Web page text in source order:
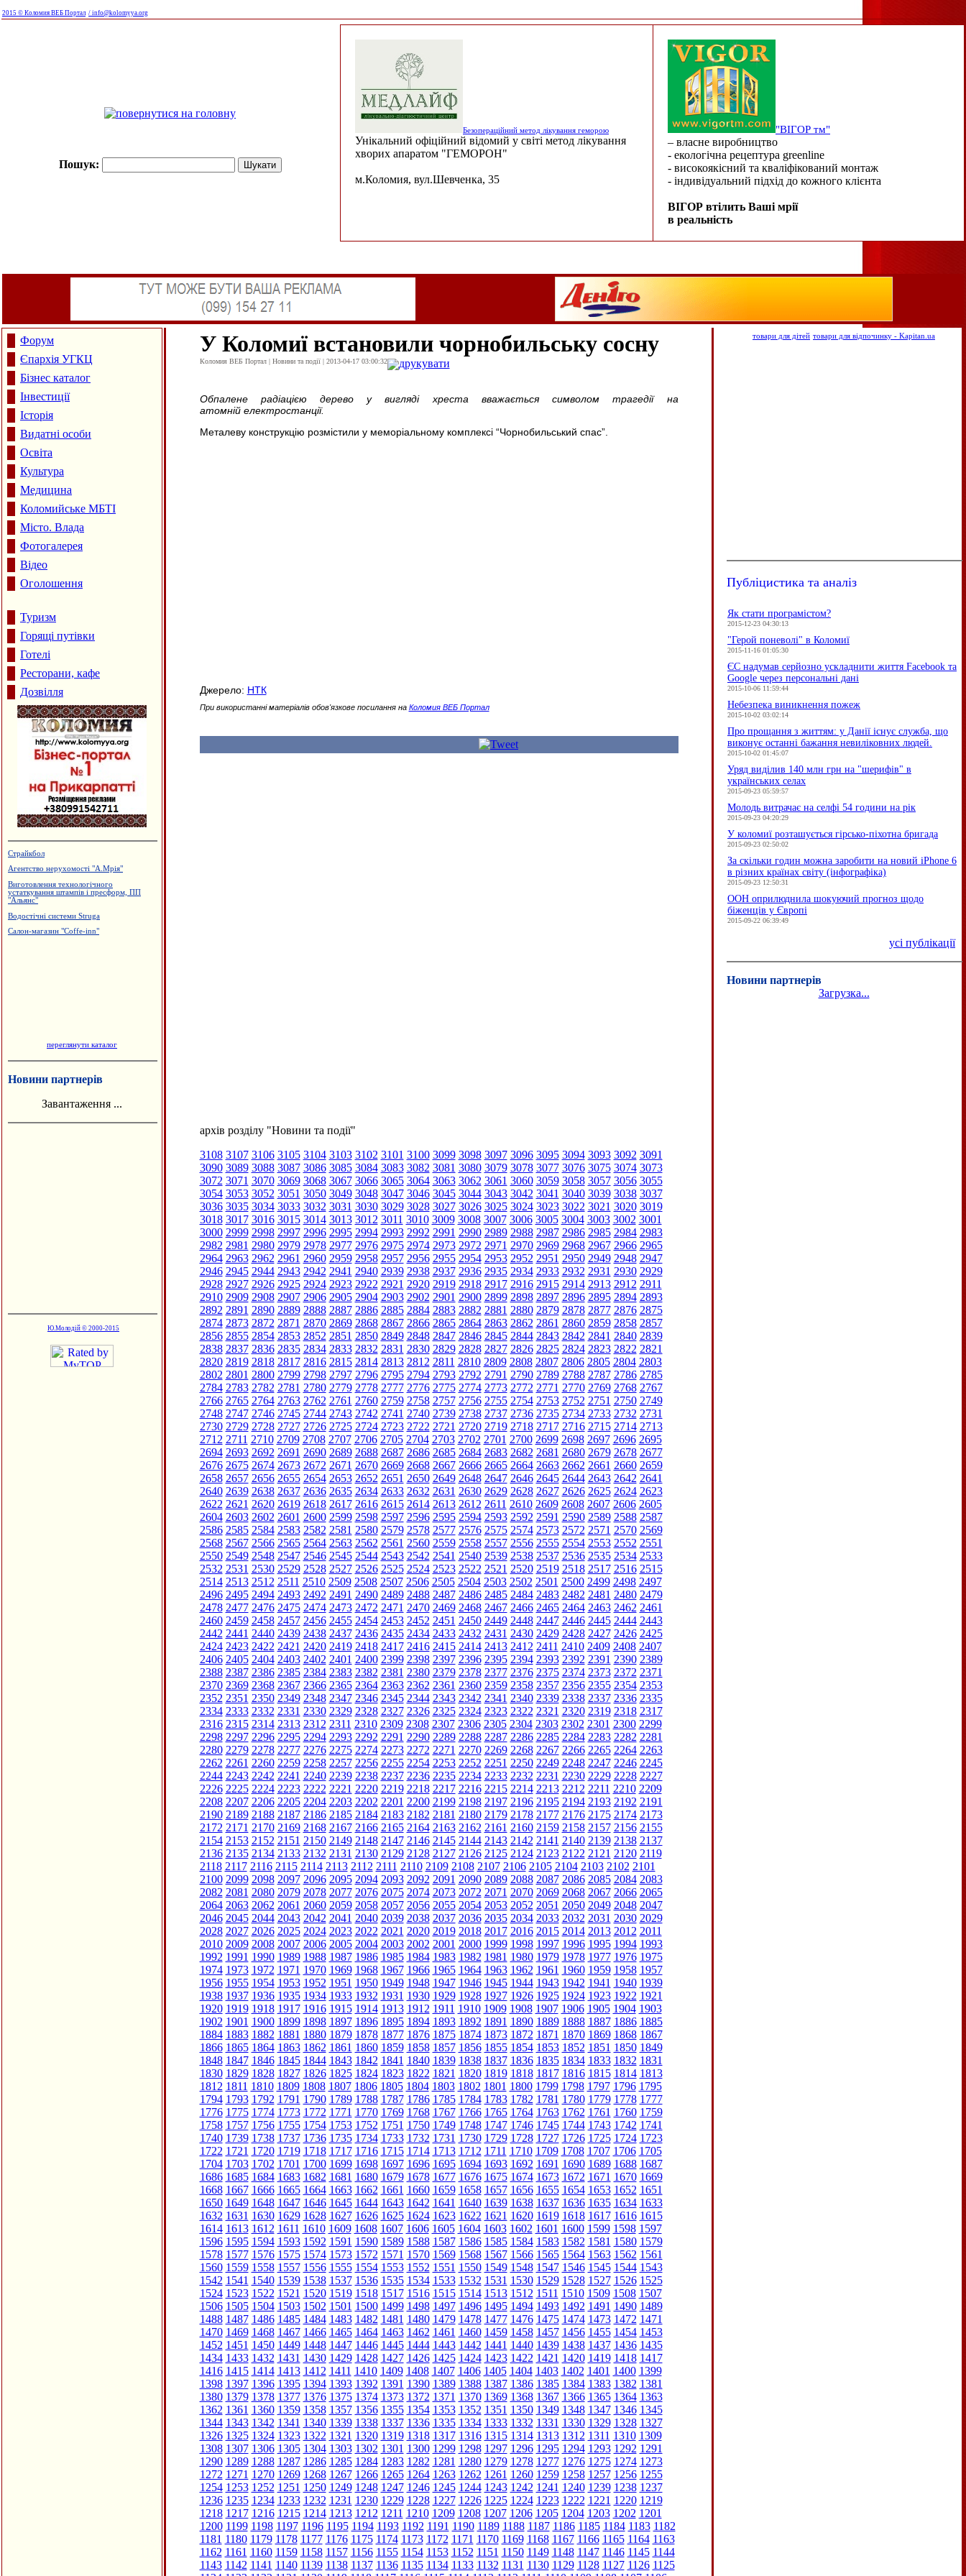
2015 © Коломия ВЕБ Портал / info@kolomyya.org
Пошук:
Безопераційний метод лікування геморою
Унікальний офіційний відомий у світі метод лікування
хворих апаратом "ГЕМОРОН"
м.Коломия, вул.Шевченка, 35
"ВІГОР тм"
– власне виробництво
- екологічна рецептура greenline
- високоякісний та кваліфікований монтаж
- індивідуальний підхід до кожного клієнта
ВІГОР втілить Ваші мрії
в реальність
Форум
Єпархія УГКЦ
Бізнес каталог
Інвестиції
Історія
Видатні особи
Освіта
Культура
Медицина
Коломийське МБТІ
Місто. Влада
Фотогалерея
Відео
Оголошення
Туризм
Горящі путівки
Готелі
Ресторани, кафе
Дозвілля
Страйкбол
Агентство нерухомості "А.Мрія"
Виготовлення технологічного
устаткування штампів і пресформ, ПП
"Альянс"
Водостічні системи Struga
Салон-магазин "Coffe-inn"
переглянути каталог
Новини партнерів
Завантаження ...
Ю.Молодій © 2000-2015
У Коломиї встановили чорнобильську сосну
Коломия ВЕБ Портал | Новини та події | 2013-04-17 03:00:32 друкувати
Обпалене радіацією дерево у вигляді хреста вважається символом трагедії на
атомній електростанції.
Металеву конструкцію розмістили у меморіальному комплексі “Чорнобильський спас”.
Джерело: НТК
При використанні матеріалів обов'язкове посилання на Коломия ВЕБ Портал
архів розділу "Новини та події"
3108 3107 3106 3105 3104 3103 3102 3101 3100 3099 3098 3097 3096 3095 3094 3093 3092 3091
3090 3089 3088 3087 3086 3085 3084 3083 3082 3081 3080 3079 3078 3077 3076 3075 3074 3073
3072 3071 3070 3069 3068 3067 3066 3065 3064 3063 3062 3061 3060 3059 3058 3057 3056 3055
3054 3053 3052 3051 3050 3049 3048 3047 3046 3045 3044 3043 3042 3041 3040 3039 3038 3037
3036 3035 3034 3033 3032 3031 3030 3029 3028 3027 3026 3025 3024 3023 3022 3021 3020 3019
3018 3017 3016 3015 3014 3013 3012 3011 3010 3009 3008 3007 3006 3005 3004 3003 3002 3001
3000 2999 2998 2997 2996 2995 2994 2993 2992 2991 2990 2989 2988 2987 2986 2985 2984 2983
2982 2981 2980 2979 2978 2977 2976 2975 2974 2973 2972 2971 2970 2969 2968 2967 2966 2965
2964 2963 2962 2961 2960 2959 2958 2957 2956 2955 2954 2953 2952 2951 2950 2949 2948 2947
2946 2945 2944 2943 2942 2941 2940 2939 2938 2937 2936 2935 2934 2933 2932 2931 2930 2929
2928 2927 2926 2925 2924 2923 2922 2921 2920 2919 2918 2917 2916 2915 2914 2913 2912 2911
2910 2909 2908 2907 2906 2905 2904 2903 2902 2901 2900 2899 2898 2897 2896 2895 2894 2893
2892 2891 2890 2889 2888 2887 2886 2885 2884 2883 2882 2881 2880 2879 2878 2877 2876 2875
2874 2873 2872 2871 2870 2869 2868 2867 2866 2865 2864 2863 2862 2861 2860 2859 2858 2857
2856 2855 2854 2853 2852 2851 2850 2849 2848 2847 2846 2845 2844 2843 2842 2841 2840 2839
2838 2837 2836 2835 2834 2833 2832 2831 2830 2829 2828 2827 2826 2825 2824 2823 2822 2821
2820 2819 2818 2817 2816 2815 2814 2813 2812 2811 2810 2809 2808 2807 2806 2805 2804 2803
2802 2801 2800 2799 2798 2797 2796 2795 2794 2793 2792 2791 2790 2789 2788 2787 2786 2785
2784 2783 2782 2781 2780 2779 2778 2777 2776 2775 2774 2773 2772 2771 2770 2769 2768 2767
2766 2765 2764 2763 2762 2761 2760 2759 2758 2757 2756 2755 2754 2753 2752 2751 2750 2749
2748 2747 2746 2745 2744 2743 2742 2741 2740 2739 2738 2737 2736 2735 2734 2733 2732 2731
2730 2729 2728 2727 2726 2725 2724 2723 2722 2721 2720 2719 2718 2717 2716 2715 2714 2713
2712 2711 2710 2709 2708 2707 2706 2705 2704 2703 2702 2701 2700 2699 2698 2697 2696 2695
2694 2693 2692 2691 2690 2689 2688 2687 2686 2685 2684 2683 2682 2681 2680 2679 2678 2677
2676 2675 2674 2673 2672 2671 2670 2669 2668 2667 2666 2665 2664 2663 2662 2661 2660 2659
2658 2657 2656 2655 2654 2653 2652 2651 2650 2649 2648 2647 2646 2645 2644 2643 2642 2641
2640 2639 2638 2637 2636 2635 2634 2633 2632 2631 2630 2629 2628 2627 2626 2625 2624 2623
2622 2621 2620 2619 2618 2617 2616 2615 2614 2613 2612 2611 2610 2609 2608 2607 2606 2605
2604 2603 2602 2601 2600 2599 2598 2597 2596 2595 2594 2593 2592 2591 2590 2589 2588 2587
2586 2585 2584 2583 2582 2581 2580 2579 2578 2577 2576 2575 2574 2573 2572 2571 2570 2569
2568 2567 2566 2565 2564 2563 2562 2561 2560 2559 2558 2557 2556 2555 2554 2553 2552 2551
2550 2549 2548 2547 2546 2545 2544 2543 2542 2541 2540 2539 2538 2537 2536 2535 2534 2533
2532 2531 2530 2529 2528 2527 2526 2525 2524 2523 2522 2521 2520 2519 2518 2517 2516 2515
2514 2513 2512 2511 2510 2509 2508 2507 2506 2505 2504 2503 2502 2501 2500 2499 2498 2497
2496 2495 2494 2493 2492 2491 2490 2489 2488 2487 2486 2485 2484 2483 2482 2481 2480 2479
2478 2477 2476 2475 2474 2473 2472 2471 2470 2469 2468 2467 2466 2465 2464 2463 2462 2461
2460 2459 2458 2457 2456 2455 2454 2453 2452 2451 2450 2449 2448 2447 2446 2445 2444 2443
2442 2441 2440 2439 2438 2437 2436 2435 2434 2433 2432 2431 2430 2429 2428 2427 2426 2425
2424 2423 2422 2421 2420 2419 2418 2417 2416 2415 2414 2413 2412 2411 2410 2409 2408 2407
2406 2405 2404 2403 2402 2401 2400 2399 2398 2397 2396 2395 2394 2393 2392 2391 2390 2389
2388 2387 2386 2385 2384 2383 2382 2381 2380 2379 2378 2377 2376 2375 2374 2373 2372 2371
2370 2369 2368 2367 2366 2365 2364 2363 2362 2361 2360 2359 2358 2357 2356 2355 2354 2353
2352 2351 2350 2349 2348 2347 2346 2345 2344 2343 2342 2341 2340 2339 2338 2337 2336 2335
2334 2333 2332 2331 2330 2329 2328 2327 2326 2325 2324 2323 2322 2321 2320 2319 2318 2317
2316 2315 2314 2313 2312 2311 2310 2309 2308 2307 2306 2305 2304 2303 2302 2301 2300 2299
2298 2297 2296 2295 2294 2293 2292 2291 2290 2289 2288 2287 2286 2285 2284 2283 2282 2281
2280 2279 2278 2277 2276 2275 2274 2273 2272 2271 2270 2269 2268 2267 2266 2265 2264 2263
2262 2261 2260 2259 2258 2257 2256 2255 2254 2253 2252 2251 2250 2249 2248 2247 2246 2245
2244 2243 2242 2241 2240 2239 2238 2237 2236 2235 2234 2233 2232 2231 2230 2229 2228 2227
2226 2225 2224 2223 2222 2221 2220 2219 2218 2217 2216 2215 2214 2213 2212 2211 2210 2209
2208 2207 2206 2205 2204 2203 2202 2201 2200 2199 2198 2197 2196 2195 2194 2193 2192 2191
2190 2189 2188 2187 2186 2185 2184 2183 2182 2181 2180 2179 2178 2177 2176 2175 2174 2173
2172 2171 2170 2169 2168 2167 2166 2165 2164 2163 2162 2161 2160 2159 2158 2157 2156 2155
2154 2153 2152 2151 2150 2149 2148 2147 2146 2145 2144 2143 2142 2141 2140 2139 2138 2137
2136 2135 2134 2133 2132 2131 2130 2129 2128 2127 2126 2125 2124 2123 2122 2121 2120 2119
2118 2117 2116 2115 2114 2113 2112 2111 2110 2109 2108 2107 2106 2105 2104 2103 2102 2101
2100 2099 2098 2097 2096 2095 2094 2093 2092 2091 2090 2089 2088 2087 2086 2085 2084 2083
2082 2081 2080 2079 2078 2077 2076 2075 2074 2073 2072 2071 2070 2069 2068 2067 2066 2065
2064 2063 2062 2061 2060 2059 2058 2057 2056 2055 2054 2053 2052 2051 2050 2049 2048 2047
2046 2045 2044 2043 2042 2041 2040 2039 2038 2037 2036 2035 2034 2033 2032 2031 2030 2029
2028 2027 2026 2025 2024 2023 2022 2021 2020 2019 2018 2017 2016 2015 2014 2013 2012 2011
2010 2009 2008 2007 2006 2005 2004 2003 2002 2001 2000 1999 1998 1997 1996 1995 1994 1993
1992 1991 1990 1989 1988 1987 1986 1985 1984 1983 1982 1981 1980 1979 1978 1977 1976 1975
1974 1973 1972 1971 1970 1969 1968 1967 1966 1965 1964 1963 1962 1961 1960 1959 1958 1957
1956 1955 1954 1953 1952 1951 1950 1949 1948 1947 1946 1945 1944 1943 1942 1941 1940 1939
1938 1937 1936 1935 1934 1933 1932 1931 1930 1929 1928 1927 1926 1925 1924 1923 1922 1921
1920 1919 1918 1917 1916 1915 1914 1913 1912 1911 1910 1909 1908 1907 1906 1905 1904 1903
1902 1901 1900 1899 1898 1897 1896 1895 1894 1893 1892 1891 1890 1889 1888 1887 1886 1885
1884 1883 1882 1881 1880 1879 1878 1877 1876 1875 1874 1873 1872 1871 1870 1869 1868 1867
1866 1865 1864 1863 1862 1861 1860 1859 1858 1857 1856 1855 1854 1853 1852 1851 1850 1849
1848 1847 1846 1845 1844 1843 1842 1841 1840 1839 1838 1837 1836 1835 1834 1833 1832 1831
1830 1829 1828 1827 1826 1825 1824 1823 1822 1821 1820 1819 1818 1817 1816 1815 1814 1813
1812 1811 1810 1809 1808 1807 1806 1805 1804 1803 1802 1801 1800 1799 1798 1797 1796 1795
1794 1793 1792 1791 1790 1789 1788 1787 1786 1785 1784 1783 1782 1781 1780 1779 1778 1777
1776 1775 1774 1773 1772 1771 1770 1769 1768 1767 1766 1765 1764 1763 1762 1761 1760 1759
1758 1757 1756 1755 1754 1753 1752 1751 1750 1749 1748 1747 1746 1745 1744 1743 1742 1741
1740 1739 1738 1737 1736 1735 1734 1733 1732 1731 1730 1729 1728 1727 1726 1725 1724 1723
1722 1721 1720 1719 1718 1717 1716 1715 1714 1713 1712 1711 1710 1709 1708 1707 1706 1705
1704 1703 1702 1701 1700 1699 1698 1697 1696 1695 1694 1693 1692 1691 1690 1689 1688 1687
1686 1685 1684 1683 1682 1681 1680 1679 1678 1677 1676 1675 1674 1673 1672 1671 1670 1669
1668 1667 1666 1665 1664 1663 1662 1661 1660 1659 1658 1657 1656 1655 1654 1653 1652 1651
1650 1649 1648 1647 1646 1645 1644 1643 1642 1641 1640 1639 1638 1637 1636 1635 1634 1633
1632 1631 1630 1629 1628 1627 1626 1625 1624 1623 1622 1621 1620 1619 1618 1617 1616 1615
1614 1613 1612 1611 1610 1609 1608 1607 1606 1605 1604 1603 1602 1601 1600 1599 1598 1597
1596 1595 1594 1593 1592 1591 1590 1589 1588 1587 1586 1585 1584 1583 1582 1581 1580 1579
1578 1577 1576 1575 1574 1573 1572 1571 1570 1569 1568 1567 1566 1565 1564 1563 1562 1561
1560 1559 1558 1557 1556 1555 1554 1553 1552 1551 1550 1549 1548 1547 1546 1545 1544 1543
1542 1541 1540 1539 1538 1537 1536 1535 1534 1533 1532 1531 1530 1529 1528 1527 1526 1525
1524 1523 1522 1521 1520 1519 1518 1517 1516 1515 1514 1513 1512 1511 1510 1509 1508 1507
1506 1505 1504 1503 1502 1501 1500 1499 1498 1497 1496 1495 1494 1493 1492 1491 1490 1489
1488 1487 1486 1485 1484 1483 1482 1481 1480 1479 1478 1477 1476 1475 1474 1473 1472 1471
1470 1469 1468 1467 1466 1465 1464 1463 1462 1461 1460 1459 1458 1457 1456 1455 1454 1453
1452 1451 1450 1449 1448 1447 1446 1445 1444 1443 1442 1441 1440 1439 1438 1437 1436 1435
1434 1433 1432 1431 1430 1429 1428 1427 1426 1425 1424 1423 1422 1421 1420 1419 1418 1417
1416 1415 1414 1413 1412 1411 1410 1409 1408 1407 1406 1405 1404 1403 1402 1401 1400 1399
1398 1397 1396 1395 1394 1393 1392 1391 1390 1389 1388 1387 1386 1385 1384 1383 1382 1381
1380 1379 1378 1377 1376 1375 1374 1373 1372 1371 1370 1369 1368 1367 1366 1365 1364 1363
1362 1361 1360 1359 1358 1357 1356 1355 1354 1353 1352 1351 1350 1349 1348 1347 1346 1345
1344 1343 1342 1341 1340 1339 1338 1337 1336 1335 1334 1333 1332 1331 1330 1329 1328 1327
1326 1325 1324 1323 1322 1321 1320 1319 1318 1317 1316 1315 1314 1313 1312 1311 1310 1309
1308 1307 1306 1305 1304 1303 1302 1301 1300 1299 1298 1297 1296 1295 1294 1293 1292 1291
1290 1289 1288 1287 1286 1285 1284 1283 1282 1281 1280 1279 1278 1277 1276 1275 1274 1273
1272 1271 1270 1269 1268 1267 1266 1265 1264 1263 1262 1261 1260 1259 1258 1257 1256 1255
1254 1253 1252 1251 1250 1249 1248 1247 1246 1245 1244 1243 1242 1241 1240 1239 1238 1237
1236 1235 1234 1233 1232 1231 1230 1229 1228 1227 1226 1225 1224 1223 1222 1221 1220 1219
1218 1217 1216 1215 1214 1213 1212 1211 1210 1209 1208 1207 1206 1205 1204 1203 1202 1201
1200 1199 1198 1197 1196 1195 1194 1193 1192 1191 1190 1189 1188 1187 1186 1185 1184 1183 1182
1181 1180 1179 1178 1177 1176 1175 1174 1173 1172 1171 1170 1169 1168 1167 1166 1165 1164 1163
1162 1161 1160 1159 1158 1157 1156 1155 1154 1153 1152 1151 1150 1149 1148 1147 1146 1145 1144
1143 1142 1141 1140 1139 1138 1137 1136 1135 1134 1133 1132 1131 1130 1129 1128 1127 1126 1125
товари для дітей товари для відпочинку - Kapitan.ua
Публіцистика та аналіз
Як стати програмістом?
2015-12-23 04:30:13
"Герой поневолі" в Коломиї
2015-11-16 01:05:30
ЄC надумав серйозно ускладнити життя Facebook та
Google через персональні дані
2015-10-06 11:59:44
Небезпека виникнення пожеж
2015-10-02 03:02:14
Про прощання з життям: у Данії існує служба, що
виконує останні бажання невиліковних людей.
2015-10-02 01:45:07
Уряд виділив 140 млн грн на "шерифів" в
українських селах
2015-09-23 05:59:57
Молодь витрачає на селфі 54 години на рік
2015-09-23 04:20:29
У коломиї розташується гірсько-піхотна бригада
2015-09-23 02:50:02
За скільки годин можна заробити на новий iPhone 6
в різних країнах світу (інфографіка)
2015-09-23 12:50:31
ООН оприлюднила шокуючий прогноз щодо
біженців у Європі
2015-09-22 06:39:49
усі публікації
Новини партнерів
Загрузка...